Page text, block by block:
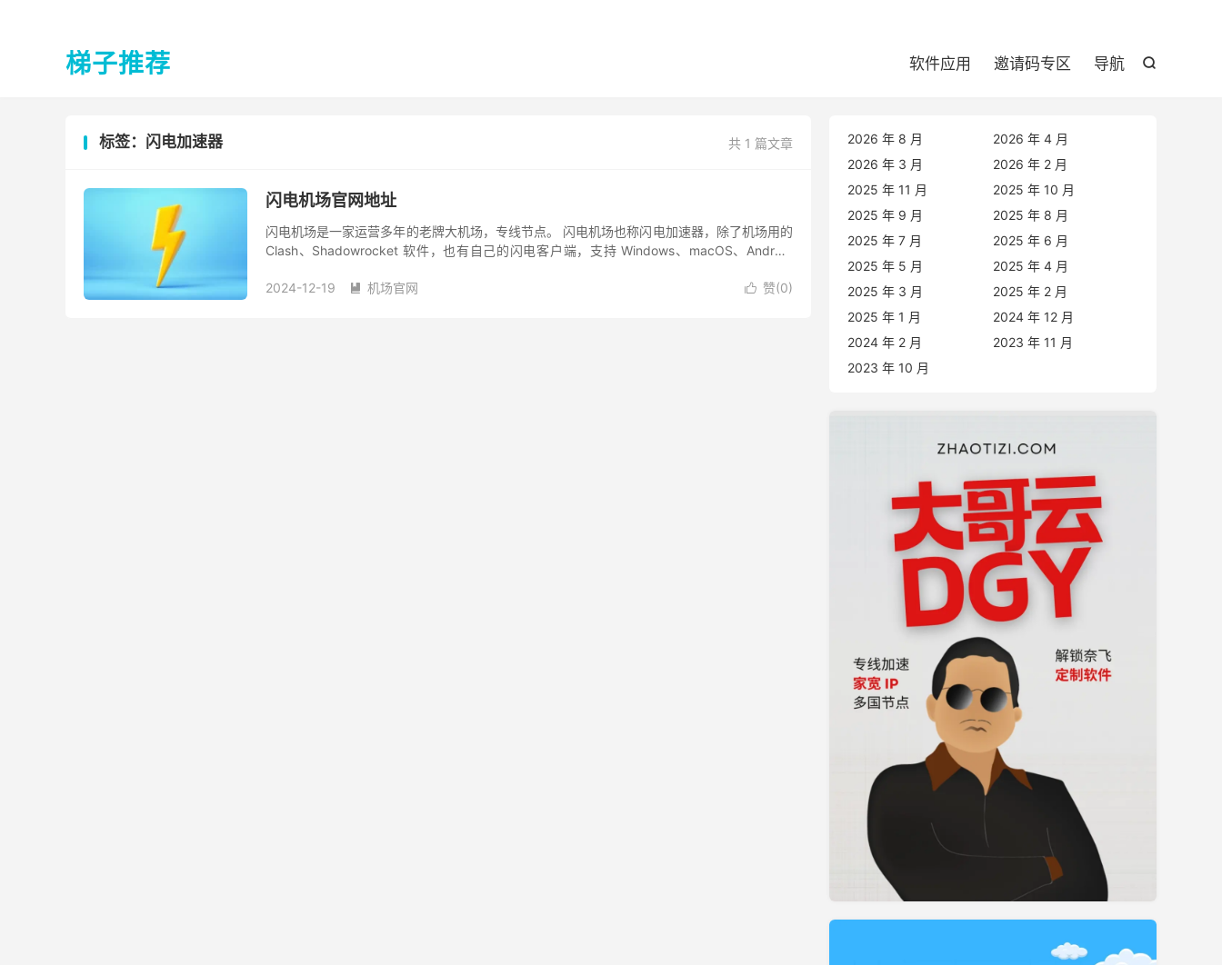
梯子推荐 
软件应用 邀请码专区 导航
共 1 篇文章
标签：闪电加速器
闪电机场官网地址
闪电机场是一家运营多年的老牌大机场，专线节点。 闪电机场也称闪电加速器，除了机场用的
Clash、Shadowrocket 软件，也有自己的闪电客户端，支持 Windows、macOS、Android
 赞(0)
2024-12-19  机场官网
2026 年 8 月
2026 年 4 月
2026 年 3 月
2026 年 2 月
2025 年 11 月
2025 年 10 月
2025 年 9 月
2025 年 8 月
2025 年 7 月
2025 年 6 月
2025 年 5 月
2025 年 4 月
2025 年 3 月
2025 年 2 月
2025 年 1 月
2024 年 12 月
2024 年 2 月
2023 年 11 月
2023 年 10 月